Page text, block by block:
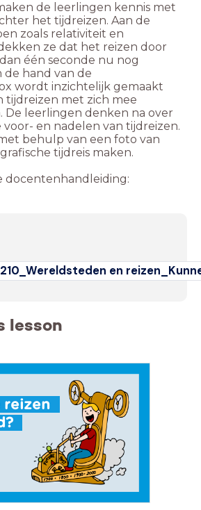
de leerlingen kennis met
het tijdreizen. Aan de
zoals relativiteit en
ze dat het reizen door
één seconde nu nog
de hand van de
wordt inzichtelijk gemaakt
met zich mee
De leerlingen denken na over
en nadelen van tijdreizen.
behulp van een foto van
tijdreis maken.
docentenhandleiding:
en
lesson
reizen